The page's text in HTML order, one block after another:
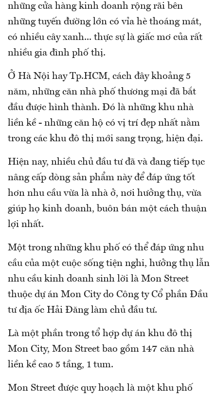
những cửa hàng kinh doanh rộng rãi bên
những tuyến đường lớn có vỉa hè thoáng mát,
có nhiều cây xanh... thực sự là giấc mơ của rất
nhiều gia đình phố thị.
Ở Hà Nội hay Tp.HCM, cách đây khoảng 5
năm, những căn nhà phố thương mại đã bắt
đầu được hình thành. Đó là những khu nhà
liền kề - những căn hộ có vị trí đẹp nhất nằm
trong các khu đô thị mới sang trọng, hiện đại.
Hiện nay, nhiều chủ đầu tư đã và đang tiếp tục
nâng cấp dòng sản phẩm này để đáp ứng tốt
hơn nhu cầu vừa là nhà ở, nơi hưởng thụ, vừa
giúp họ kinh doanh, buôn bán một cách thuận
lợi nhất.
Một trong những khu phố có thể đáp ứng nhu
cầu của một cuộc sống tiện nghi, hưởng thụ lẫn
nhu cầu kinh doanh sinh lời là Mon Street
thuộc dự án Mon City do Công ty Cổ phần Đầu
tư địa ốc Hải Đăng làm chủ đầu tư.
Là một phần trong tổ hợp dự án khu đô thị
Mon City, Mon Street bao gồm 147 căn nhà
liền kề cao 5 tầng, 1 tum.
Mon Street được quy hoạch là một khu phố